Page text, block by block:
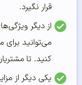
قرار نگیرد.
از دیگر
می‌توانید
کنید. تا
یکی دیگر از